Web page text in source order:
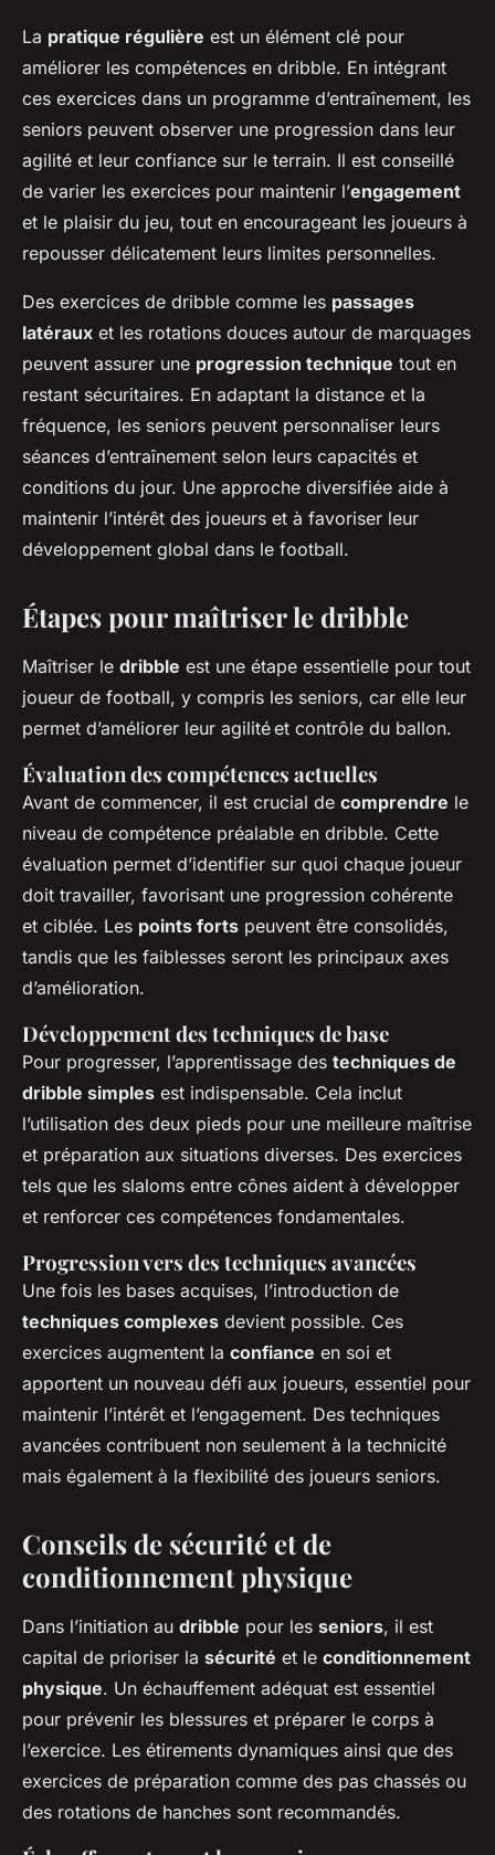
La pratique régulière est un élément clé pour
améliorer les compétences en dribble. En intégrant
ces exercices dans un programme d’entraînement, les
seniors peuvent observer une progression dans leur
agilité et leur confiance sur le terrain. Il est conseillé
de varier les exercices pour maintenir l’engagement
et le plaisir du jeu, tout en encourageant les joueurs à
repousser délicatement leurs limites personnelles.
Des exercices de dribble comme les passages
latéraux et les rotations douces autour de marquages
peuvent assurer une progression technique tout en
restant sécuritaires. En adaptant la distance et la
fréquence, les seniors peuvent personnaliser leurs
séances d’entraînement selon leurs capacités et
conditions du jour. Une approche diversifiée aide à
maintenir l’intérêt des joueurs et à favoriser leur
développement global dans le football.
Étapes pour maîtriser le dribble
Maîtriser le dribble est une étape essentielle pour tout
joueur de football, y compris les seniors, car elle leur
permet d’améliorer leur agilité et contrôle du ballon.
Évaluation des compétences actuelles
Avant de commencer, il est crucial de comprendre le
niveau de compétence préalable en dribble. Cette
évaluation permet d’identifier sur quoi chaque joueur
doit travailler, favorisant une progression cohérente
et ciblée. Les points forts peuvent être consolidés,
tandis que les faiblesses seront les principaux axes
d’amélioration.
Développement des techniques de base
Pour progresser, l’apprentissage des techniques de
dribble simples est indispensable. Cela inclut
l’utilisation des deux pieds pour une meilleure maîtrise
et préparation aux situations diverses. Des exercices
tels que les slaloms entre cônes aident à développer
et renforcer ces compétences fondamentales.
Progression vers des techniques avancées
Une fois les bases acquises, l’introduction de
techniques complexes devient possible. Ces
exercices augmentent la confiance en soi et
apportent un nouveau défi aux joueurs, essentiel pour
maintenir l’intérêt et l’engagement. Des techniques
avancées contribuent non seulement à la technicité
mais également à la flexibilité des joueurs seniors.
Conseils de sécurité et de
conditionnement physique
Dans l’initiation au dribble pour les seniors, il est
capital de prioriser la sécurité et le conditionnement
physique. Un échauffement adéquat est essentiel
pour prévenir les blessures et préparer le corps à
l’exercice. Les étirements dynamiques ainsi que des
exercices de préparation comme des pas chassés ou
des rotations de hanches sont recommandés.